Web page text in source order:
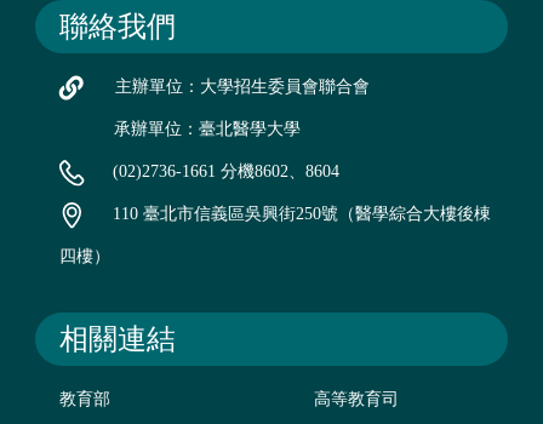
聯絡我們
主辦單位：大學招生委員會聯合會
承辦單位：臺北醫學大學
(02)2736-1661 分機8602、8604
110 臺北市信義區吳興街250號（醫學綜合大樓後棟
四樓）
相關連結
教育部 高等教育司